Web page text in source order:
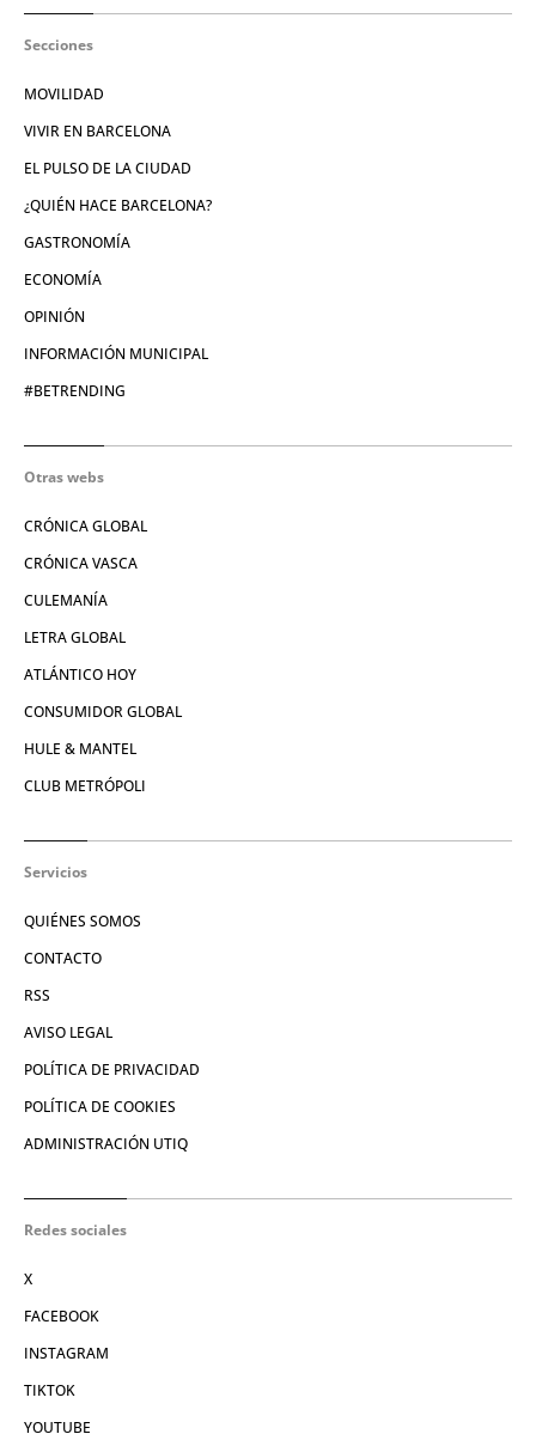
Secciones
MOVILIDAD
VIVIR EN BARCELONA
EL PULSO DE LA CIUDAD
¿QUIÉN HACE BARCELONA?
GASTRONOMÍA
ECONOMÍA
OPINIÓN
INFORMACIÓN MUNICIPAL
#BETRENDING
Otras webs
CRÓNICA GLOBAL
CRÓNICA VASCA
CULEMANÍA
LETRA GLOBAL
ATLÁNTICO HOY
CONSUMIDOR GLOBAL
HULE & MANTEL
CLUB METRÓPOLI
Servicios
QUIÉNES SOMOS
CONTACTO
RSS
AVISO LEGAL
POLÍTICA DE PRIVACIDAD
POLÍTICA DE COOKIES
ADMINISTRACIÓN UTIQ
Redes sociales
X
FACEBOOK
INSTAGRAM
TIKTOK
YOUTUBE